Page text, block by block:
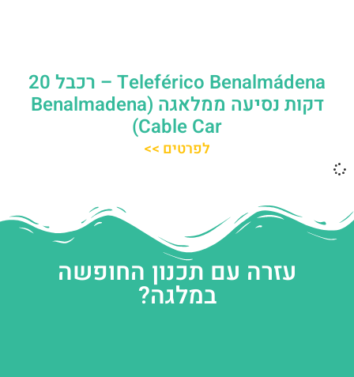
Teleférico Benalmádena – רכבל 20
דקות נסיעה ממלאגה (Benalmadena
Cable Car)
לפרטים >>
עזרה עם תכנון החופשה
במלגה?